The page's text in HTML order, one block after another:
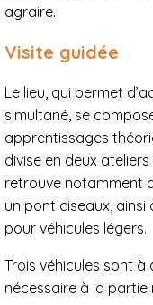
agraire.
Visite guidée
Le lieu, qui permet
simultané, se
apprentissages
divise en deux ateliers
retrouve notamment
un pont ciseaux,
pour véhicules légers.
Trois véhicules sont à
nécessaire à la partie